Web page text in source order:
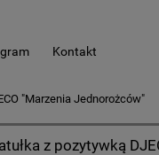
Kontakt
"Marzenia Jednorożców"
z pozytywką